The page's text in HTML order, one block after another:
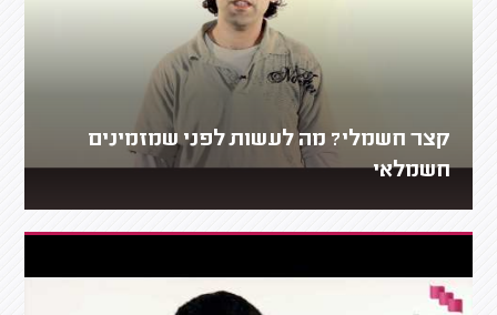
קצר חשמלי? מה לעשות לפני שמזמינים
חשמלאי